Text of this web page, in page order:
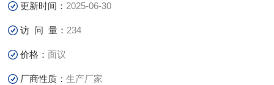
更新时间： 2025-06-30
访 问 量： 234
价格：面议
厂商性质：生产厂家